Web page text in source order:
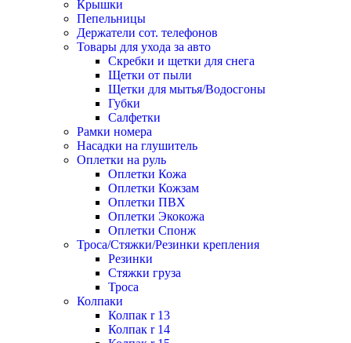
Крышки
Пепельницы
Держатели сот. телефонов
Товары для ухода за авто
Скребки и щетки для снега
Щетки от пыли
Щетки для мытья/Водосгоны
Губки
Салфетки
Рамки номера
Насадки на глушитель
Оплетки на руль
Оплетки Кожа
Оплетки Кожзам
Оплетки ПВХ
Оплетки Экокожа
Оплетки Спонж
Троса/Стяжки/Резинки крепления
Резинки
Стяжки груза
Троса
Колпаки
Колпак r 13
Колпак r 14